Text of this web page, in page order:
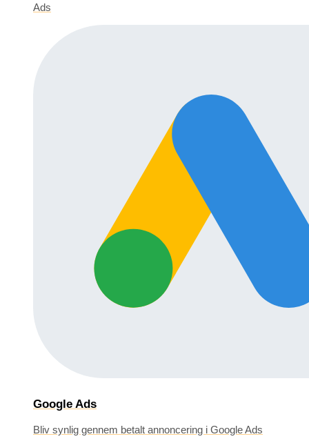
Ads
Google Ads
Bliv synlig gennem betalt annoncering i Google Ads